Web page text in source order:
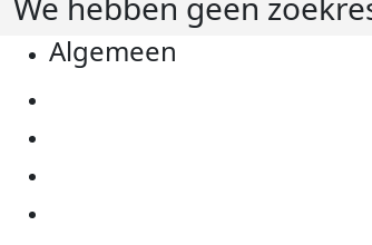
Algemeen